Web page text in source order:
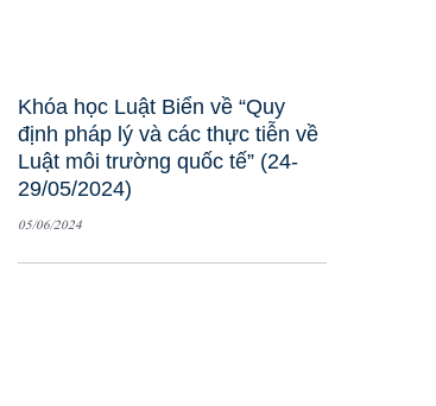
Khóa học Luật Biển về “Quy
định pháp lý và các thực tiễn về
Luật môi trường quốc tế” (24-
29/05/2024)
05/06/2024